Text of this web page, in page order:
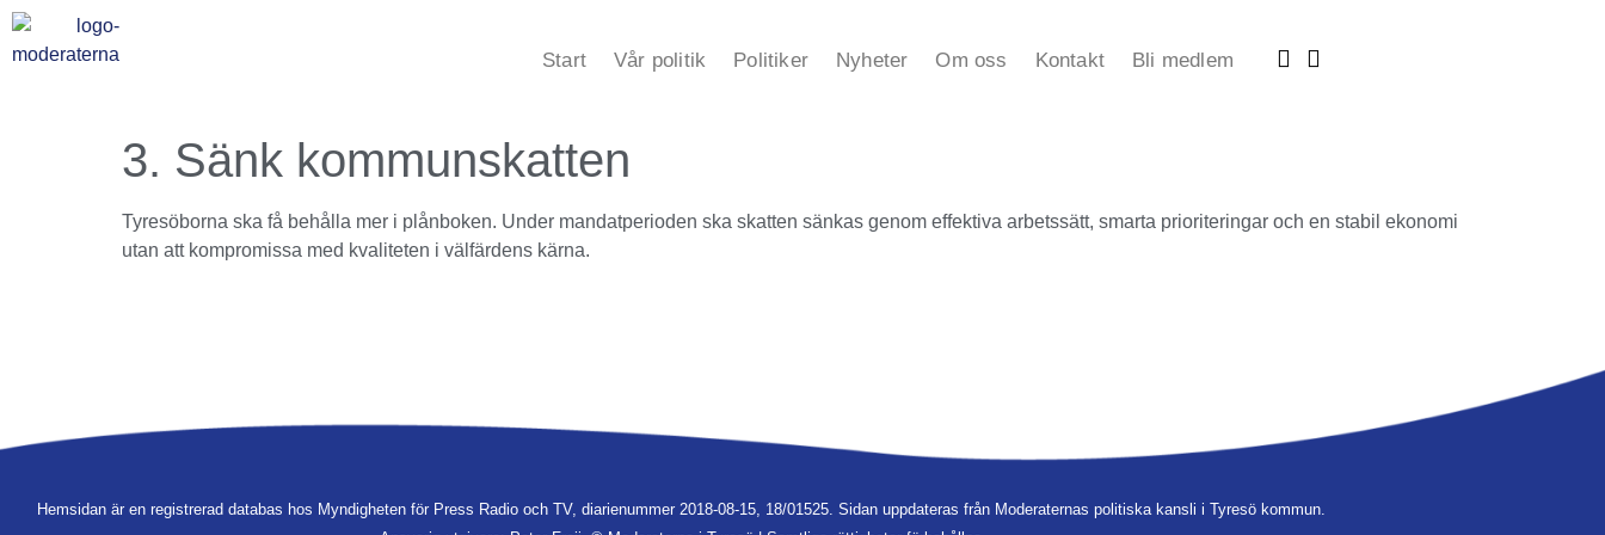
Start Vår politik Politiker Nyheter Om oss Kontakt Bli medlem
3. Sänk kommunskatten
Tyresöborna ska få behålla mer i plånboken. Under mandatperioden ska skatten sänkas genom effektiva arbetssätt, smarta prioriteringar och en stabil ekonomi
utan att kompromissa med kvaliteten i välfärdens kärna.
Hemsidan är en registrerad databas hos Myndigheten för Press Radio och TV, diarienummer 2018-08-15, 18/01525. Sidan uppdateras från Moderaternas politiska kansli i Tyresö kommun.